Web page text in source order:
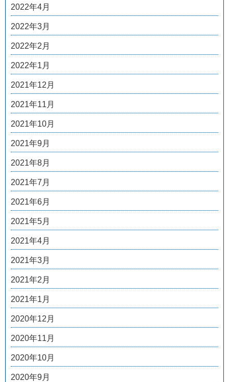
2022年4月
2022年3月
2022年2月
2022年1月
2021年12月
2021年11月
2021年10月
2021年9月
2021年8月
2021年7月
2021年6月
2021年5月
2021年4月
2021年3月
2021年2月
2021年1月
2020年12月
2020年11月
2020年10月
2020年9月